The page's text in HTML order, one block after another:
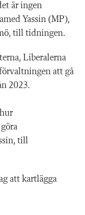
är ingen
Yassin (MP),
till tidningen.
Liberalerna
att gå
2023.
till
att kartlägga